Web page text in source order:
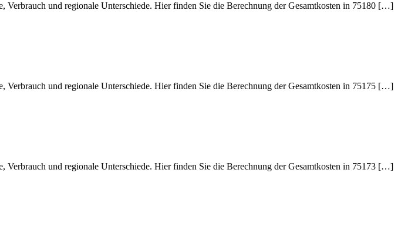
Verbrauch und regionale Unterschiede. Hier finden Sie die Berechnung der Gesamtkosten in 75180 […]
Verbrauch und regionale Unterschiede. Hier finden Sie die Berechnung der Gesamtkosten in 75175 […]
Verbrauch und regionale Unterschiede. Hier finden Sie die Berechnung der Gesamtkosten in 75173 […]